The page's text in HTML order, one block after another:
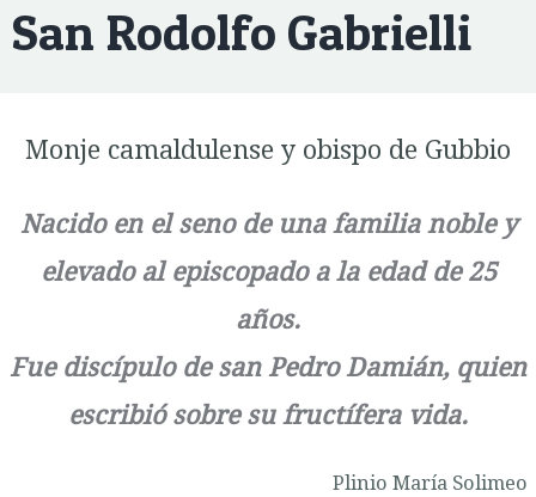
San Rodolfo Gabrielli
Monje camaldulense y obispo de Gubbio
Nacido en el seno de una familia noble y
elevado al episcopado a la edad de 25
años.
Fue discípulo de san Pedro Damián, quien
escribió sobre su fructífera vida.
Plinio María Solimeo